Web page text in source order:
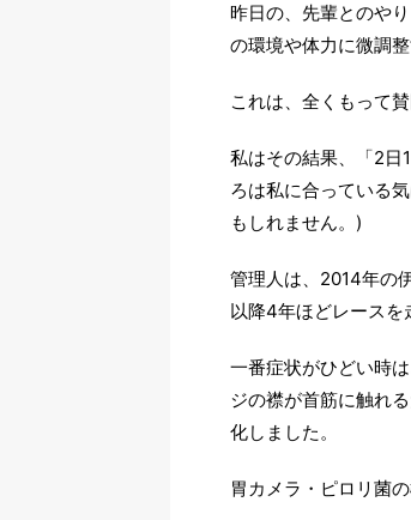
昨日の、先輩とのや
の環境や体力に微調
これは、全くもって賛
私はその結果、「2日
ろは私に合っている
もしれません。)
管理人は、2014年の
以降4年ほどレースを
一番症状がひどい時
ジの襟が首筋に触れ
化しました。
胃カメラ・ピロリ菌